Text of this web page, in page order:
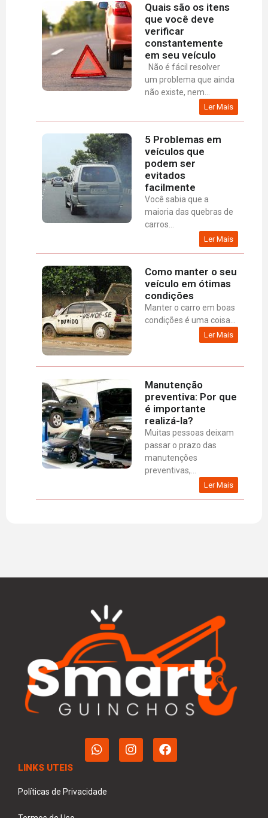
Quais são os itens
que você deve
verificar
constantemente
em seu veículo
Não é fácil resolver
um problema que ainda
não existe, nem...
Ler Mais
5 Problemas em
veículos que
podem ser
evitados
facilmente
Você sabia que a
maioria das quebras de
carros...
Ler Mais
Como manter o seu
veículo em ótimas
condições
Manter o carro em boas
condições é uma coisa...
Ler Mais
Manutenção
preventiva: Por que
é importante
realizá-la?
Muitas pessoas deixam
passar o prazo das
manutenções
preventivas,...
Ler Mais
LINKS UTEIS
Políticas de Privacidade